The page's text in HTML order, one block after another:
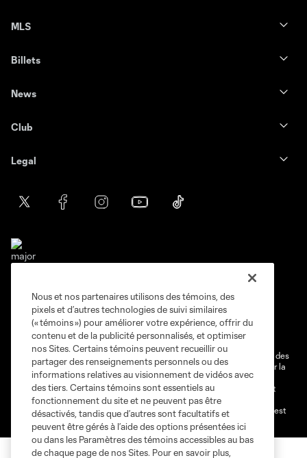
MLS
Billets
News
Club
Legal
Conditions d'utilisation
Politique de confidentialité
Ne vendez pas et ne partagez pas mes information personnelles.
Paramètres des témoins
@2026 MLS. Le nom et l'écusson Major League Soccer et MLS sont des
marques déposées de Major League Soccer, LLC (“MLS”) protégés par la
loi. Les noms et les logos des différentes équipes de MLS sont des
marques déposées ou des marques de droit commun de MLS ou sont
utilisées avec l’autorisation ou l'accord tacite préalable de leurs
propriétaires. Toute l’utilisation de leurs noms et logos non-autorisée est
par conséquent prohibée est interdite.
Nous et nos partenaires utilisons des témoins, des
pixels et d’autres technologies de suivi similaires
(« témoins ») pour améliorer votre expérience, offrir du
contenu et de la publicité personnalisés, et optimiser
nos Sites. Certains témoins peuvent recueillir ou
partager des renseignements personnels ou des
informations relatives au visionnement de vidéos avec
des tiers. Certains témoins sont essentiels au
fonctionnement du site et ne peuvent pas être
désactivés, tandis que d’autres sont facultatifs et
peuvent être gérés à l’aide des options présentées ici
ou dans les Paramètres des témoins accessibles au bas
de chaque page de nos Sites. Pour en savoir plus,